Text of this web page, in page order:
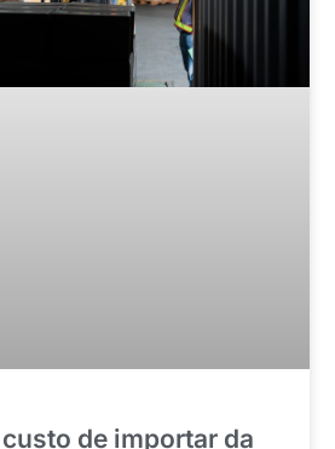
de importar da